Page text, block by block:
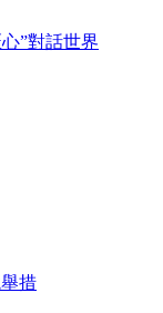
”對話世界
措